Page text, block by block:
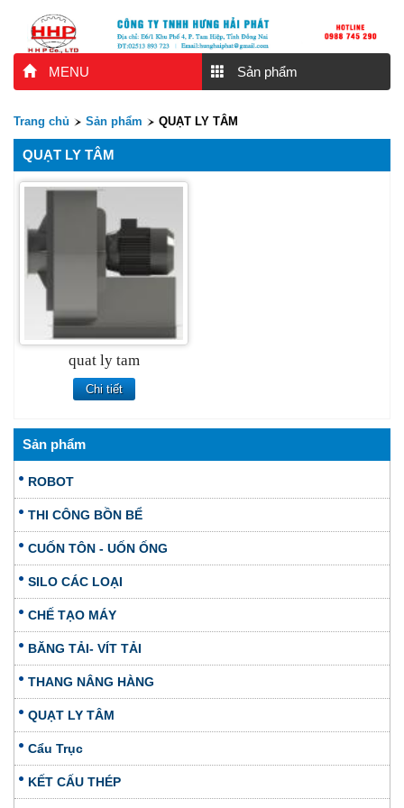
MENU Sản phẩm
Trang chủ Sản phẩm QUẠT LY TÂM
QUẠT LY TÂM
quat ly tam
Chi tiết
Sản phẩm
ROBOT
THI CÔNG BỒN BỂ
CUỐN TÔN - UỐN ỐNG
SILO CÁC LOẠI
CHẾ TẠO MÁY
BĂNG TẢI- VÍT TẢI
THANG NÂNG HÀNG
QUẠT LY TÂM
Cẩu Trục
KẾT CẤU THÉP